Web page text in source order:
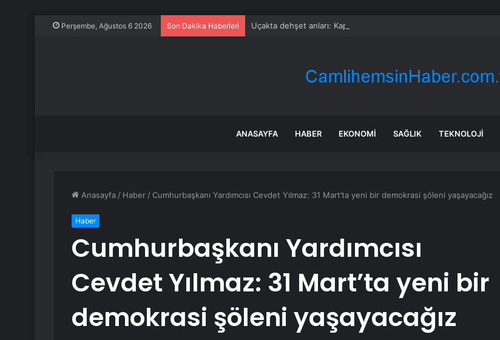
Perşembe, Ağustos 6 2026 Son Dakika Haberleri Uçakta dehşet anları: Kapağı açtıklarında gördüklerine inanamadılar
ANASAYFA HABER EKONOMI SAĞLIK TEKNOLOJI
Anasayfa / Haber / Cumhurbaşkanı Yardımcısı Cevdet Yılmaz: 31 Mart’ta yeni bir demokrasi şöleni yaşayacağız
Haber
Cumhurbaşkanı Yardımcısı
Cevdet Yılmaz: 31 Mart’ta yeni bir
demokrasi şöleni yaşayacağız